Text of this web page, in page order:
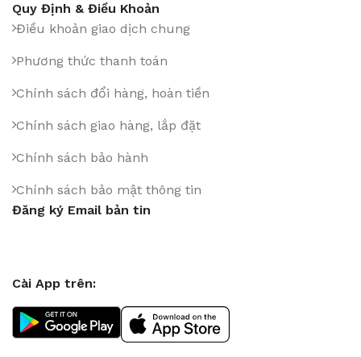
Quy Định & Điều Khoản
Điều khoản giao dịch chung
Phương thức thanh toán
Chính sách đổi hàng, hoàn tiền
Chính sách giao hàng, lắp đặt
Chính sách bảo hành
Chính sách bảo mật thông tin
Đăng ký Email bản tin
Cài App trên: